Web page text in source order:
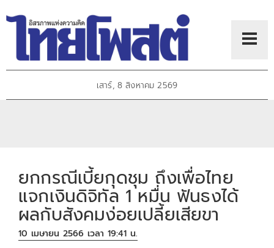
เสาร์, 8 สิงหาคม 2569
ยกกรณีเบี้ยกุดชุม ถึงเพื่อไทย
แจกเงินดิจิทัล 1 หมื่น ฟันธงได้
ผลกับสังคมง่อยเปลี้ยเสียขา
10 เมษายน 2566 เวลา 19:41 น.